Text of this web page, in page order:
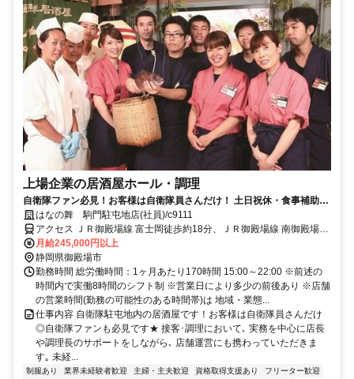
上場企業の居酒屋ホール・調理
自衛隊ファン必見！お客様は自衛隊員さんだけ！ 土日祝休・食事補助
付・従業員割引有！未経験も大歓迎！
はなの舞 駒門駐屯地店(社員)/c9111
アクセス ＪＲ御殿場線 富士岡徒歩約18分、ＪＲ御殿場線 南御殿場徒
歩約50分、ＪＲ御殿場線 岩波徒歩約49分 富士岡駅より徒歩21分★車
通勤可/駐車場有
月給245,000円以上
静岡県御殿場市
勤務時間 総労働時間：1ヶ月あたり170時間 15:00～22:00 ※前述の
時間内で実働8時間のシフト制 ※営業日により多少の前後あり ※店舗
の営業時間(勤務の可能性のある時間帯)は 地域・業態...
仕事内容 自衛隊駐屯地内の居酒屋です！お客様は自衛隊員さんだけ
◎自衛隊ファンも必見です★ 接客･調理において､ 実務を中心に店長
や調理長のサポートをしながら､ 店舗運営にも携わっていただきま
す｡ 未経...
制服あり 業界未経験者歓迎 主婦・主夫歓迎 資格取得支援あり
フリーター歓迎